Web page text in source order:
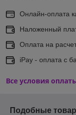
Онлайн-оплата
Наложенный
Оплата на
iPay - оплата с
Все условия
Подобные